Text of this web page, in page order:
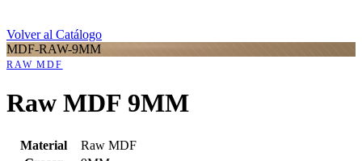
Volver al Catálogo
MDF-RAW-9MM
RAW MDF
Raw MDF 9MM
Material
Raw MDF